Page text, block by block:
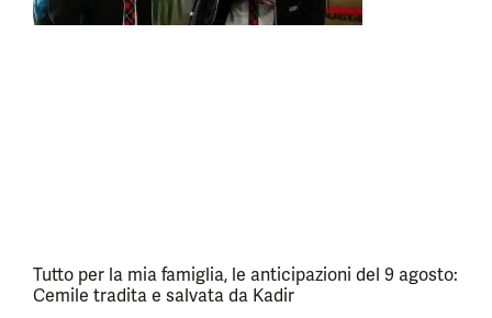
Tutto per la mia famiglia, le anticipazioni del 9 agosto:
Cemile tradita e salvata da Kadir